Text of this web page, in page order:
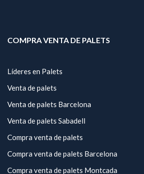
COMPRA VENTA DE PALETS
Líderes en Palets
Venta de palets
Venta de palets Barcelona
Venta de palets Sabadell
Compra venta de palets
Compra venta de palets Barcelona
Compra venta de palets Montcada